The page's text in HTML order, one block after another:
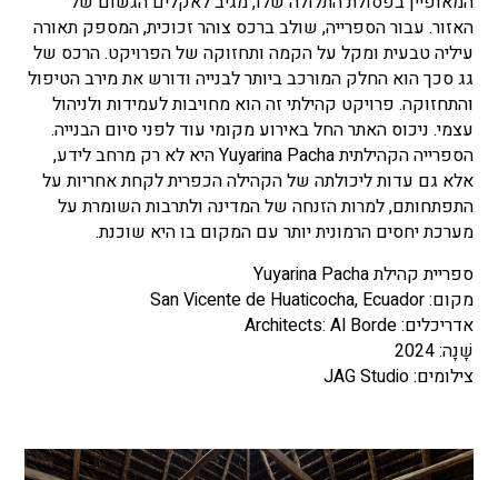
האזור. עבור הספרייה, שולב ברכס צוהר זכוכית, המספק תאורה
עיליה טבעית ומקל על הקמה ותחזוקה של הפרויקט. הרכס של
גג סכך הוא החלק המורכב ביותר לבנייה ודורש את מירב הטיפול
והתחזוקה. פרויקט קהילתי זה הוא מחויבות לעמידות ולניהול
עצמי. ניכוס האתר החל באירוע מקומי עוד לפני סיום הבנייה.
הספרייה הקהילתית Yuyarina Pacha היא לא רק מרחב לידע,
אלא גם עדות ליכולתה של הקהילה הכפרית לקחת אחריות על
התפתחותם, למרות הזנחה של המדינה ולתרבות השומרת על
מערכת יחסים הרמונית יותר עם המקום בו היא שוכנת.
ספריית קהילת Yuyarina Pacha
מקום: San Vicente de Huaticocha, Ecuador
אדריכלים: Architects: Al Borde
שָׁנָה: 2024
צילומים: JAG Studio